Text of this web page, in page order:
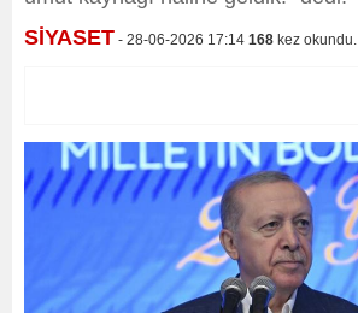
SİYASET - 28-06-2026 17:14 168 kez okundu.